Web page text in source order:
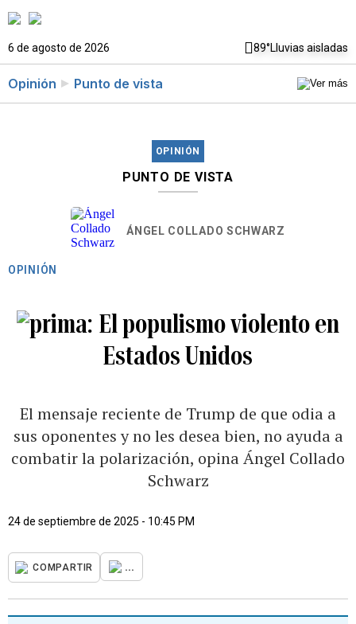
6 de agosto de 2026 89°Lluvias aisladas
Opinión Punto de vista
OPINIÓN
PUNTO DE VISTA
ÁNGEL COLLADO SCHWARZ
OPINIÓN
El populismo violento en
Estados Unidos
El mensaje reciente de Trump de que odia a
sus oponentes y no les desea bien, no ayuda a
combatir la polarización, opina Ángel Collado
Schwarz
24 de septiembre de 2025 - 10:45 PM
COMPARTIR ...